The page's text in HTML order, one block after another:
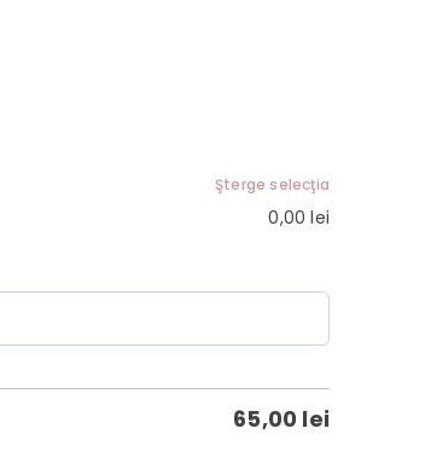
Şterge selecţia
0,00lei
65,00 lei